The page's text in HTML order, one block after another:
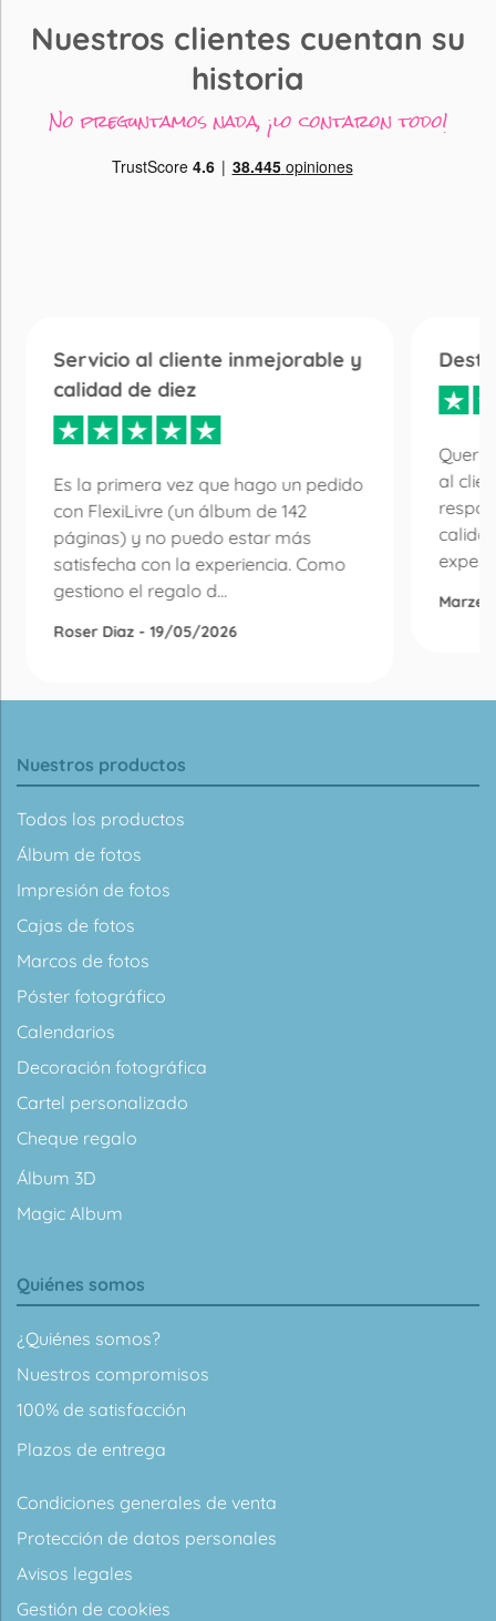
Nuestros clientes cuentan su
historia
No preguntamos nada, ¡lo contaron todo!
Servicio al cliente inmejorable y
calidad de diez
Es la primera vez que hago un pedido
con FlexiLivre (un álbum de 142
páginas) y no puedo estar más
satisfecha con la experiencia. Como
gestiono el regalo d...
Roser Diaz - 19/05/2026
al
Nuestros productos
Todos los productos
Álbum de fotos
Impresión de fotos
Cajas de fotos
Marcos de fotos
Póster fotográfico
Calendarios
Decoración fotográfica
Cartel personalizado
Cheque regalo
Álbum 3D
Magic Album
Quiénes somos
¿Quiénes somos?
Nuestros compromisos
100% de satisfacción
Plazos de entrega
Condiciones generales de venta
Protección de datos personales
Avisos legales
Gestión de cookies